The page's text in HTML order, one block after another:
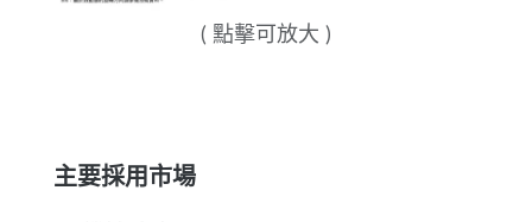
( 點擊可放大 )
主要採用市場